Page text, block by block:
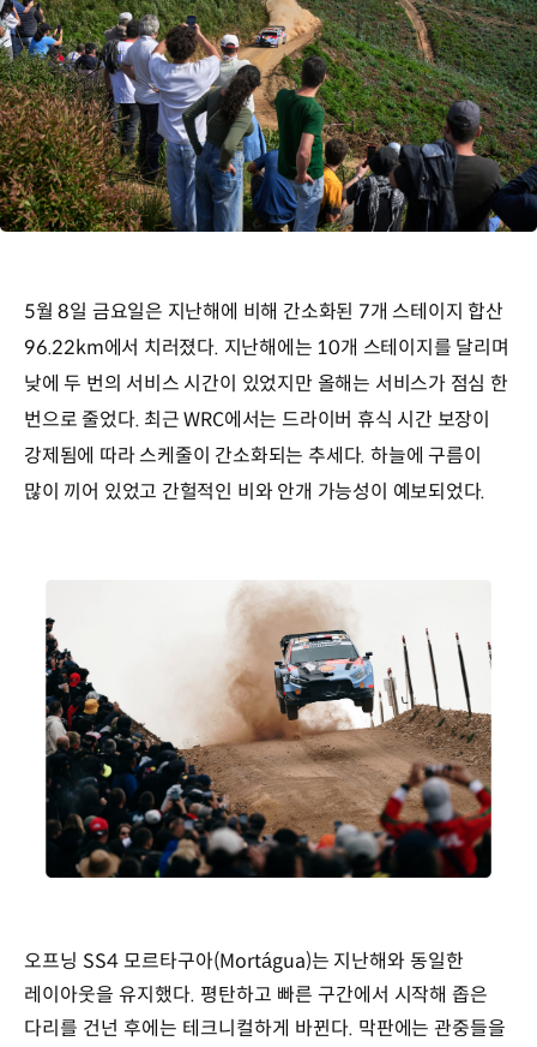
5월 8일 금요일은 지난해에 비해 간소화된 7개 스테이지 합산
96.22km에서 치러졌다. 지난해에는 10개 스테이지를 달리며
낮에 두 번의 서비스 시간이 있었지만 올해는 서비스가 점심 한
번으로 줄었다. 최근 WRC에서는 드라이버 휴식 시간 보장이
강제됨에 따라 스케줄이 간소화되는 추세다. 하늘에 구름이
많이 끼어 있었고 간헐적인 비와 안개 가능성이 예보되었다.
오프닝 SS4 모르타구아(Mortágua)는 지난해와 동일한
레이아웃을 유지했다. 평탄하고 빠른 구간에서 시작해 좁은
다리를 건넌 후에는 테크니컬하게 바뀐다. 막판에는 관중들을